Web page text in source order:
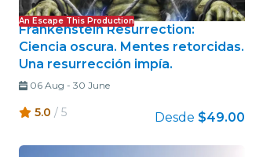
An Escape This Production
Frankenstein Resurrection:
Ciencia oscura. Mentes retorcidas.
Una resurrección impía.
06 Aug - 30 June
5.0 / 5 Desde $49.00